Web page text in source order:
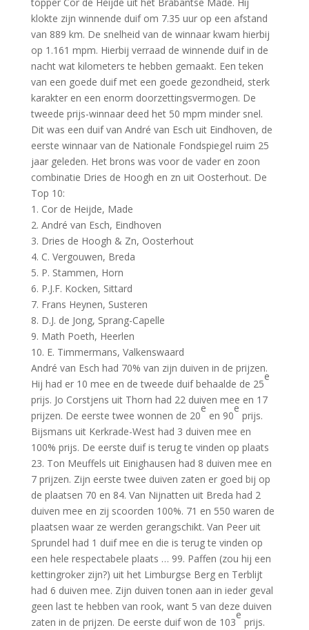
klokte zijn winnende duif om 7.35 uur op een afstand
van 889 km. De snelheid van de winnaar kwam hierbij
op 1.161 mpm. Hierbij verraad de winnende duif in de
nacht wat kilometers te hebben gemaakt. Een teken
van een goede duif met een goede gezondheid, sterk
karakter en een enorm doorzettingsvermogen. De
tweede prijs-winnaar deed het 50 mpm minder snel.
Dit was een duif van André van Esch uit Eindhoven, de
eerste winnaar van de Nationale Fondspiegel ruim 25
jaar geleden. Het brons was voor de vader en zoon
combinatie Dries de Hoogh en zn uit Oosterhout. De
Top 10:
1. Cor de Heijde, Made
2. André van Esch, Eindhoven
3. Dries de Hoogh & Zn, Oosterhout
4. C. Vergouwen, Breda
5. P. Stammen, Horn
6. P.J.F. Kocken, Sittard
7. Frans Heynen, Susteren
8. D.J. de Jong, Sprang-Capelle
9. Math Poeth, Heerlen
10. E. Timmermans, Valkenswaard
André van Esch had 70% van zijn duiven in de prijzen.
Hij had er 10 mee en de tweede duif behaalde de 25
e
prijs. Jo Corstjens uit Thorn had 22 duiven mee en 17
prijzen. De eerste twee wonnen de 20
e
en 90
e
prijs.
Bijsmans uit Kerkrade-West had 3 duiven mee en
100% prijs. De eerste duif is terug te vinden op plaats
23. Ton Meuffels uit Einighausen had 8 duiven mee en
7 prijzen. Zijn eerste twee duiven zaten er goed bij op
de plaatsen 70 en 84. Van Nijnatten uit Breda had 2
duiven mee en zij scoorden 100%. 71 en 550 waren de
plaatsen waar ze werden gerangschikt. Van Peer uit
Sprundel had 1 duif mee en die is terug te vinden op
een hele respectabele plaats … 99. Paffen (zou hij een
kettingroker zijn?) uit het Limburgse Berg en Terblijt
had 6 duiven mee. Zijn duiven tonen aan in ieder geval
geen last te hebben van rook, want 5 van deze duiven
zaten in de prijzen. De eerste duif won de 103
e
prijs.